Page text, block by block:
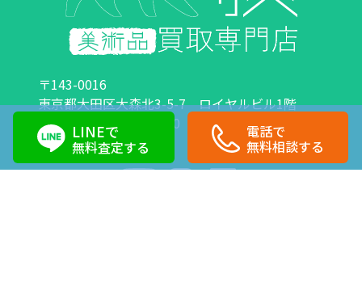
LINEで
無料査定する
電話で
無料相談する
〒143-0016
東京都大田区大森北3-5-7 ロイヤルビル1階
営業時間：10:00～18:00 定休日：日曜日・祝日
0120-89-0007 03-6423-1033